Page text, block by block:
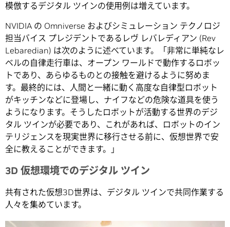
模倣するデジタル ツインの使用例は増えています。
NVIDIA の Omniverse およびシミュレーション テクノロジ
担当バイス プレジデントであるレヴ レバレディアン (Rev
Lebaredian) は次のように述べています。「非常に単純なレ
ベルの自律走行車は、オープン ワールドで動作するロボッ
トであり、あらゆるものとの接触を避けるように努めま
す。最終的には、人間と一緒に動く高度な自律型ロボット
がキッチンなどに登場し、ナイフなどの危険な道具を使う
ようになります。そうしたロボットが活動する世界のデジ
タル ツインが必要であり、これがあれば、ロボットのイン
テリジェンスを現実世界に移行させる前に、仮想世界で安
全に教えることができます。」
3D 仮想環境でのデジタル ツイン
共有された仮想3D世界は、デジタル ツインで共同作業する
人々を集めています。